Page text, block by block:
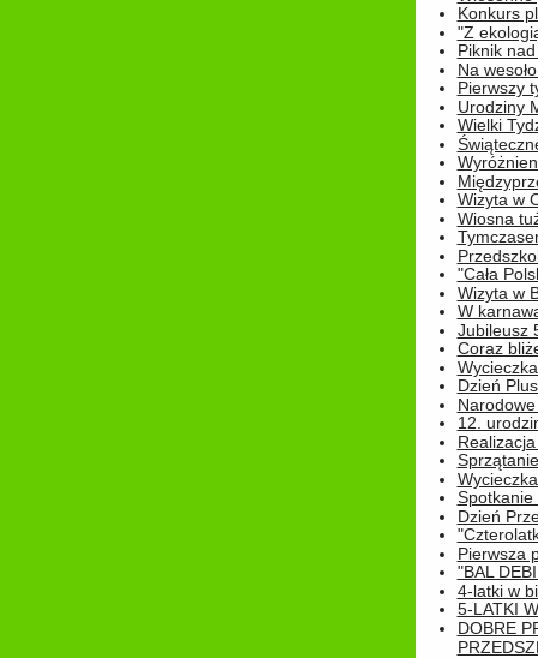
Konkurs
"Z
Piknik
Na
Pierwszy
Urodziny
Wielki
Wizyta w
Wiosna
"Cała
Wizyta w
W
Jubileusz
Coraz
Dzień
12.
Spotkanie
Dzień
Pierwsza
"BAL
4-latki w
5-LATKI
DOBRE